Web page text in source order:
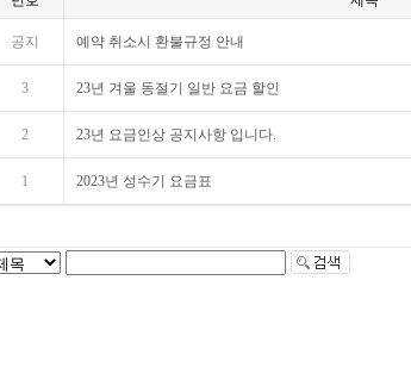
공지 예약 취소시 환불규정 안내
3 23년 겨울 동절기 일반 요금 할인
2 23년 요금인상 공지사항 입니다.
1 2023년 성수기 요금표